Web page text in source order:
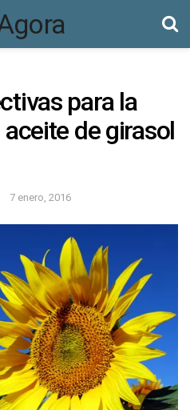
para la
de girasol
7 enero, 2016